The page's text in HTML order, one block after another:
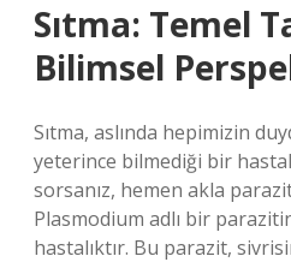
Sıtma: Temel
Bilimsel
Sıtma, aslında hepimizin
yeterince bilmediği bir
sorsanız, hemen akla
Plasmodium adlı bir
hastalıktır. Bu parazit,